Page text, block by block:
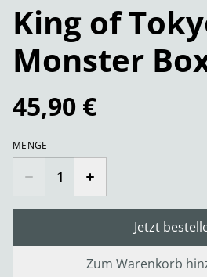
King of
Monster
45,90 €
MENGE
Jetzt
Zum Warenkorb